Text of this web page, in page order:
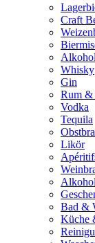
Craft
Whisky
Gin
Rum &
Vodka
Tequila
Likör
Bad &
Küche